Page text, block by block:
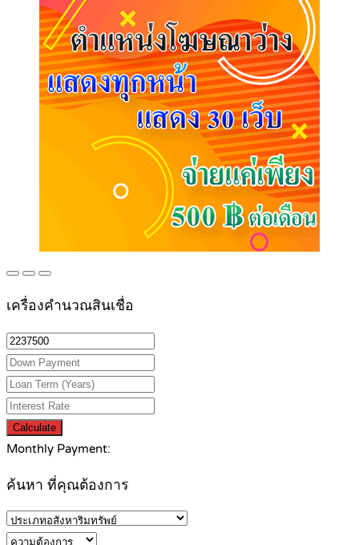
เครื่องคำนวณสินเชื่อ
Calculate
Monthly Payment:
ค้นหา ที่คุณต้องการ